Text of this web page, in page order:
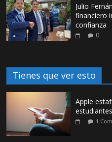
Julio
financiero
confianza
0
Tienes que ver esto
Apple
estudiantes
1